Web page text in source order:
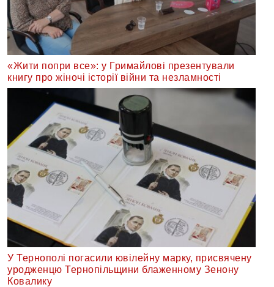
«Жити попри все»: у Гримайлові презентували
книгу про жіночі історії війни та незламності
У Тернополі погасили ювілейну марку, присвячену
уродженцю Тернопільщини блаженному Зенону
Ковалику